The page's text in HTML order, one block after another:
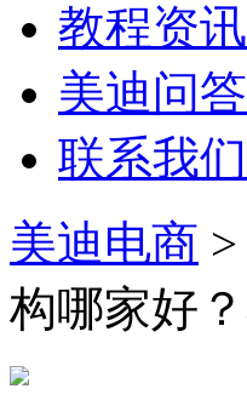
教程资讯
美迪问答
联系我们
美迪电商 >
构哪家好